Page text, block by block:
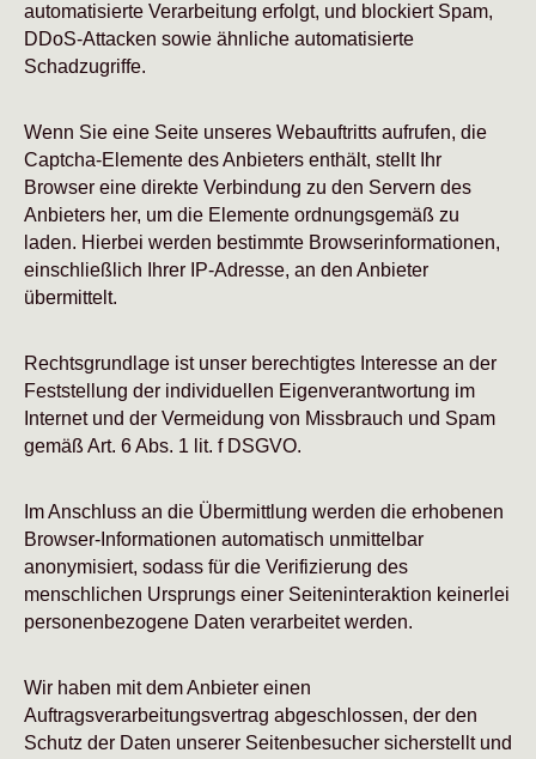
automatisierte Verarbeitung erfolgt, und blockiert Spam,
DDoS-Attacken sowie ähnliche automatisierte
Schadzugriffe.
Wenn Sie eine Seite unseres Webauftritts aufrufen, die
Captcha-Elemente des Anbieters enthält, stellt Ihr
Browser eine direkte Verbindung zu den Servern des
Anbieters her, um die Elemente ordnungsgemäß zu
laden. Hierbei werden bestimmte Browserinformationen,
einschließlich Ihrer IP-Adresse, an den Anbieter
übermittelt.
Rechtsgrundlage ist unser berechtigtes Interesse an der
Feststellung der individuellen Eigenverantwortung im
Internet und der Vermeidung von Missbrauch und Spam
gemäß Art. 6 Abs. 1 lit. f DSGVO.
Im Anschluss an die Übermittlung werden die erhobenen
Browser-Informationen automatisch unmittelbar
anonymisiert, sodass für die Verifizierung des
menschlichen Ursprungs einer Seiteninteraktion keinerlei
personenbezogene Daten verarbeitet werden.
Wir haben mit dem Anbieter einen
Auftragsverarbeitungsvertrag abgeschlossen, der den
Schutz der Daten unserer Seitenbesucher sicherstellt und